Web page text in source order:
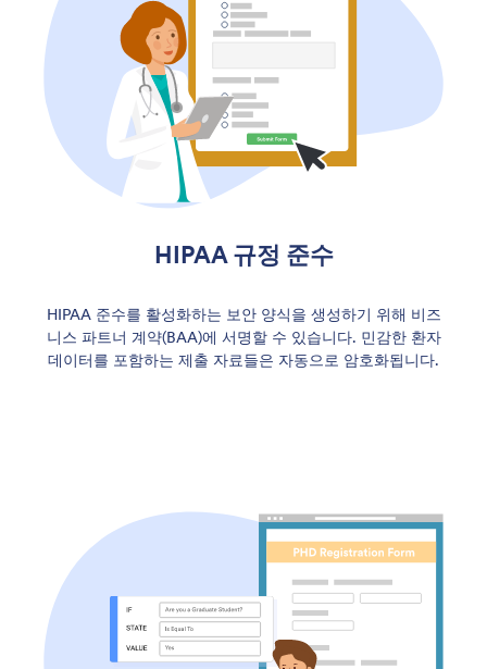
HIPAA 규정 준수
HIPAA 준수를 활성화하는 보안 양식을 생성하기 위해 비즈
니스 파트너 계약(BAA)에 서명할 수 있습니다. 민감한 환자
데이터를 포함하는 제출 자료들은 자동으로 암호화됩니다.